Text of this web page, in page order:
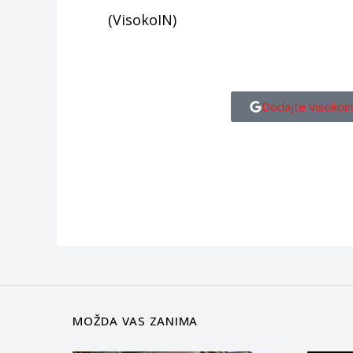
(VisokoIN)
Dodajte
MOŽDA VAS ZANIMA